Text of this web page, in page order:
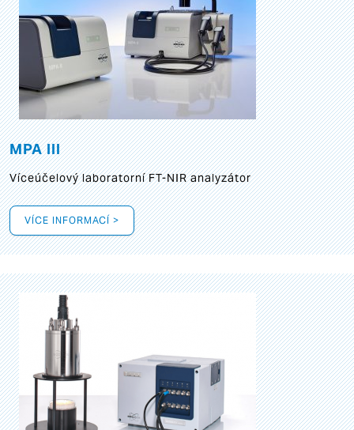
MPA III
Víceúčelový laboratorní FT-NIR analyzátor
VÍCE INFORMACÍ >